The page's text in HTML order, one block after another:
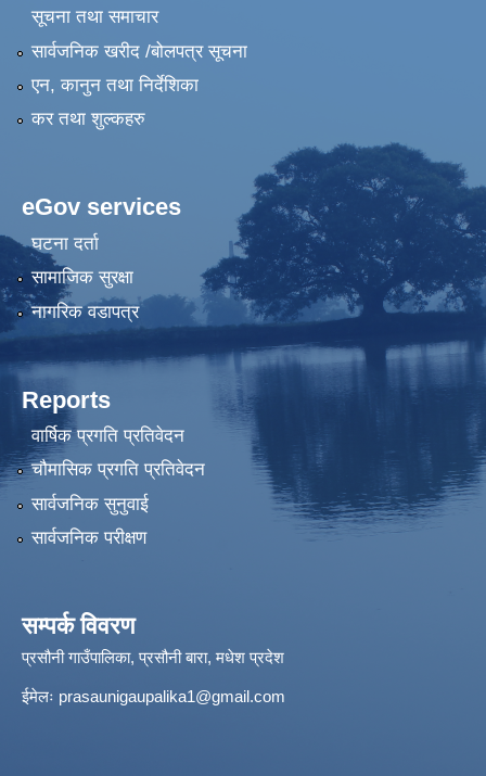
सूचना तथा समाचार
सार्वजनिक खरीद /बोलपत्र सूचना
एन, कानुन तथा निर्देशिका
कर तथा शुल्कहरु
eGov services
घटना दर्ता
सामाजिक सुरक्षा
नागरिक वडापत्र
Reports
वार्षिक प्रगति प्रतिवेदन
चौमासिक प्रगति प्रतिवेदन
सार्वजनिक सुनुवाई
सार्वजनिक परीक्षण
सम्पर्क विवरण
प्रसौनी गाउँपालिका, प्रसौनी बारा, मधेश प्रदेश
ईमेलः prasaunigaupalika1@gmail.com